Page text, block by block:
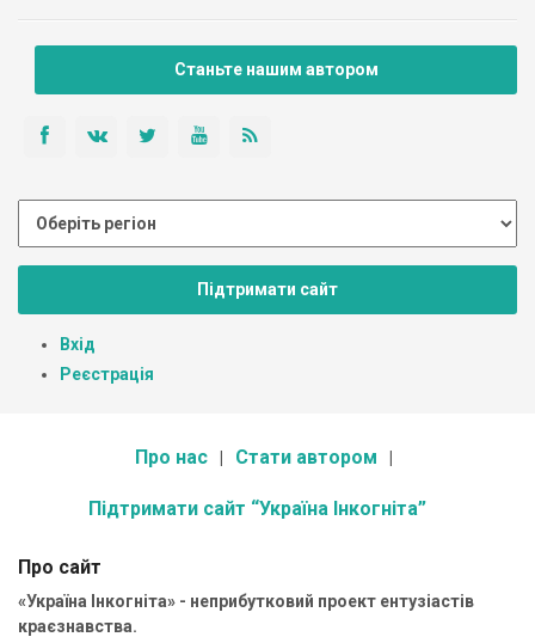
Станьте нашим автором
Підтримати сайт
Вхід
Реєстрація
Про нас Стати автором
Підтримати сайт “Україна Інкогніта”
Про сайт
«Україна Інкогніта» - неприбутковий проект ентузіастів
краєзнавства.